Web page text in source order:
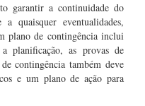
garantir a continuidade do
quaisquer eventualidades,
plano de contingência inclui
planificação, as provas de
contingência também deve
e um plano de ação para